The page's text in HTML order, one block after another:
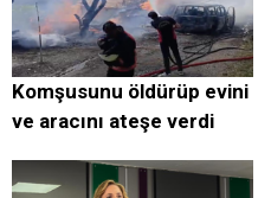
Komşusunu öldürüp evini
ve aracını ateşe verdi